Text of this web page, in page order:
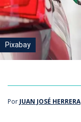
Pixabay
Por JUAN JOSÉ HERRERA